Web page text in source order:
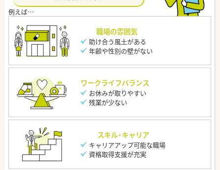
職場の雰囲気
助け合う風土がある
年齢や性別の壁がない
ワークライフバランス
お休みが取りやすい
残業が少ない
スキル・キャリア
キャリアアップ可能な職場
資格取得支援が充実